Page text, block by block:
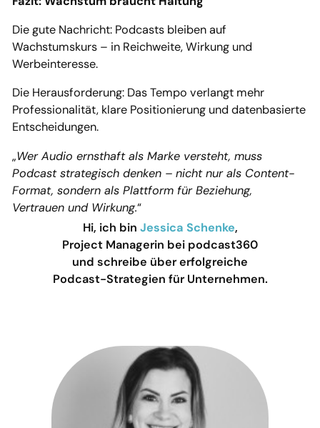
Die gute Nachricht: Podcasts bleiben auf
Wachstumskurs – in Reichweite, Wirkung und
Werbeinteresse.
Die Herausforderung: Das Tempo verlangt mehr
Professionalität, klare Positionierung und datenbasierte
Entscheidungen.
„Wer Audio ernsthaft als Marke versteht, muss
Podcast strategisch denken – nicht nur als Content-
Format, sondern als Plattform für Beziehung,
Vertrauen und Wirkung.“
Hi, ich bin Jessica Schenke,
Project Managerin bei podcast360
und schreibe über erfolgreiche
Podcast-Strategien für Unternehmen.